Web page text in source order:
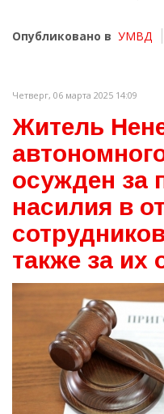
Опубликовано в УМВД
Четверг, 06 марта 2025 14:09
Житель
осужден за
насилия в
также за их